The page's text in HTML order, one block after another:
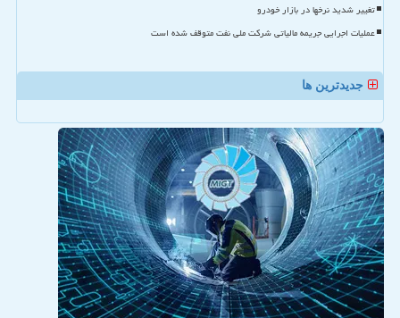
تغییر شدید نرخها در بازار خودرو
عملیات اجرایی جریمه مالیاتی شرکت ملی نفت متوقف شده است
جدیدترین ها